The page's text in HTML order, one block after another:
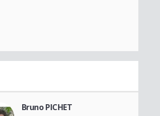
Bruno PICHET